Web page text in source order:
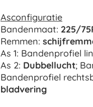
Asconfiguratie
Bandenmaat: 225/
Remmen:
As 1: Bandenprofiel
As 2: Dubbellucht;
Bandenprofiel
bladvering